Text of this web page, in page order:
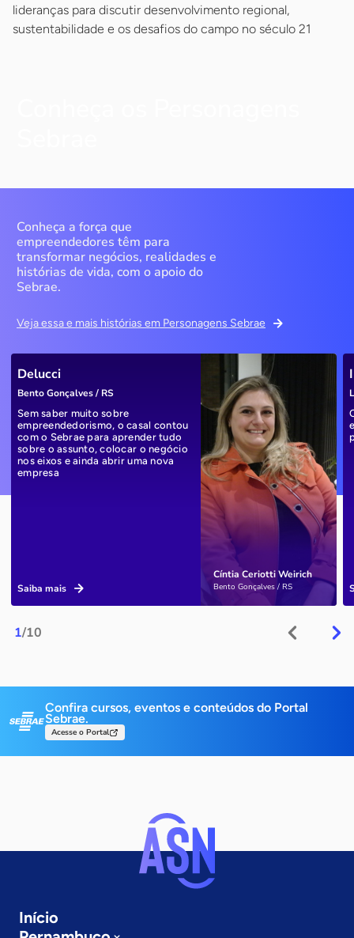
lideranças para discutir desenvolvimento regional,
sustentabilidade e os desafios do campo no século 21
Conheça a força que
empreendedores têm para
transformar negócios, realidades e
histórias de vida, com o apoio do
Sebrae.
Veja essa e mais histórias em Personagens Sebrae
1/10
Cíntia Ceriotti Weirich
Bento Gonçalves / RS
Delucci
Bento Gonçalves / RS
Sem saber muito sobre
empreendedorismo, o casal contou
com o Sebrae para aprender tudo
sobre o assunto, colocar o negócio
nos eixos e ainda abrir uma nova
empresa
Saiba mais
Confira cursos, eventos e conteúdos do Portal
Sebrae.
Acesse o Portal
Início